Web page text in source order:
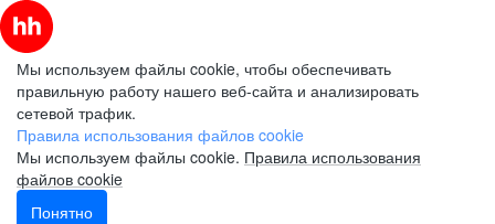
Мы используем файлы cookie, чтобы обеспечивать
правильную работу нашего веб-сайта и анализировать
сетевой трафик.
Правила использования файлов cookie
Мы используем файлы cookie. Правила использования
файлов cookie
Понятно